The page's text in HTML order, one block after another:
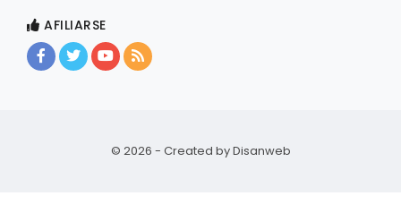
AFILIARSE
© 2026 - Created byDisanweb